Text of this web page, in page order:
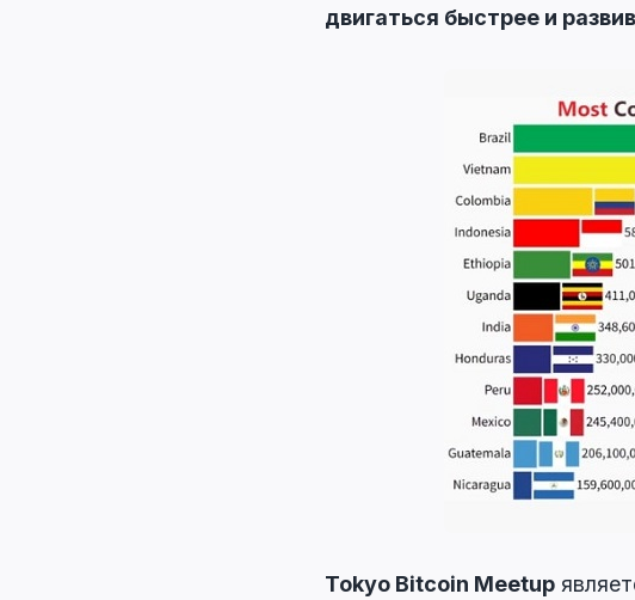
двигаться быстрее и
Tokyo Bitcoin Meetup